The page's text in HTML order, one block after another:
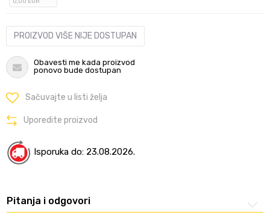
PROIZVOD VIŠE NIJE DOSTUPAN
Obavesti me kada proizvod
ponovo bude dostupan
Sačuvajte u listi želja
Uporedite proizvod
Isporuka do: 23.08.2026.
Pitanja i odgovori